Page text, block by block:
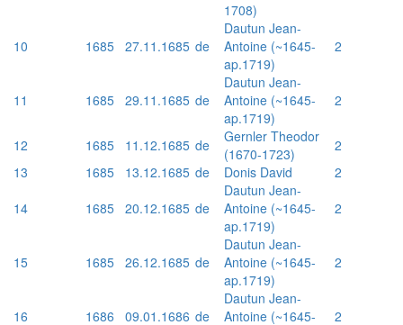
1708)
10 1685 27.11.1685 de
Dautun Jean-
Antoine (~1645-
ap.1719)
2
11 1685 29.11.1685 de
Dautun Jean-
Antoine (~1645-
ap.1719)
2
12 1685 11.12.1685 de
Gernler Theodor
(1670-1723)
2
13
1685 13.12.1685 de Donis David
2
14
1685 20.12.1685 de
Dautun Jean-
Antoine (~1645-
ap.1719)
2
15 1685 26.12.1685 de
Dautun Jean-
Antoine (~1645-
ap.1719)
2
16 1686 09.01.1686 de
Dautun Jean-
Antoine (~1645-
2